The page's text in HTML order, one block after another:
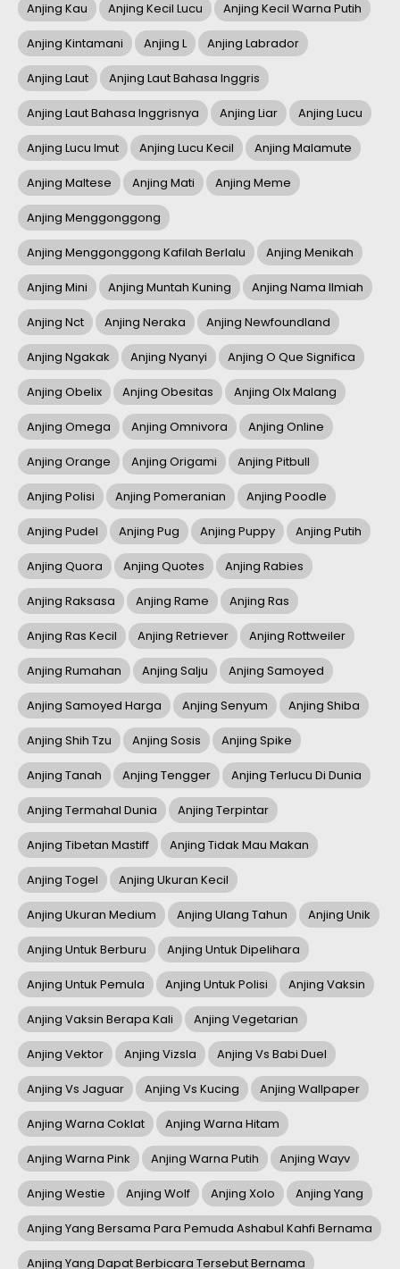
Anjing Kau Anjing Kecil Lucu Anjing Kecil Warna Putih
Anjing Kintamani Anjing L Anjing Labrador
Anjing Laut Anjing Laut Bahasa Inggris
Anjing Laut Bahasa Inggrisnya Anjing Liar Anjing Lucu
Anjing Lucu Imut Anjing Lucu Kecil Anjing Malamute
Anjing Maltese Anjing Mati Anjing Meme
Anjing Menggonggong
Anjing Menggonggong Kafilah Berlalu Anjing Menikah
Anjing Mini Anjing Muntah Kuning Anjing Nama Ilmiah
Anjing Nct Anjing Neraka Anjing Newfoundland
Anjing Ngakak Anjing Nyanyi Anjing O Que Significa
Anjing Obelix Anjing Obesitas Anjing Olx Malang
Anjing Omega Anjing Omnivora Anjing Online
Anjing Orange Anjing Origami Anjing Pitbull
Anjing Polisi Anjing Pomeranian Anjing Poodle
Anjing Pudel Anjing Pug Anjing Puppy Anjing Putih
Anjing Quora Anjing Quotes Anjing Rabies
Anjing Raksasa Anjing Rame Anjing Ras
Anjing Ras Kecil Anjing Retriever Anjing Rottweiler
Anjing Rumahan Anjing Salju Anjing Samoyed
Anjing Samoyed Harga Anjing Senyum Anjing Shiba
Anjing Shih Tzu Anjing Sosis Anjing Spike
Anjing Tanah Anjing Tengger Anjing Terlucu Di Dunia
Anjing Termahal Dunia Anjing Terpintar
Anjing Tibetan Mastiff Anjing Tidak Mau Makan
Anjing Togel Anjing Ukuran Kecil
Anjing Ukuran Medium Anjing Ulang Tahun Anjing Unik
Anjing Untuk Berburu Anjing Untuk Dipelihara
Anjing Untuk Pemula Anjing Untuk Polisi Anjing Vaksin
Anjing Vaksin Berapa Kali Anjing Vegetarian
Anjing Vektor Anjing Vizsla Anjing Vs Babi Duel
Anjing Vs Jaguar Anjing Vs Kucing Anjing Wallpaper
Anjing Warna Coklat Anjing Warna Hitam
Anjing Warna Pink Anjing Warna Putih Anjing Wayv
Anjing Westie Anjing Wolf Anjing Xolo Anjing Yang
Anjing Yang Bersama Para Pemuda Ashabul Kahfi Bernama
Anjing Yang Dapat Berbicara Tersebut Bernama